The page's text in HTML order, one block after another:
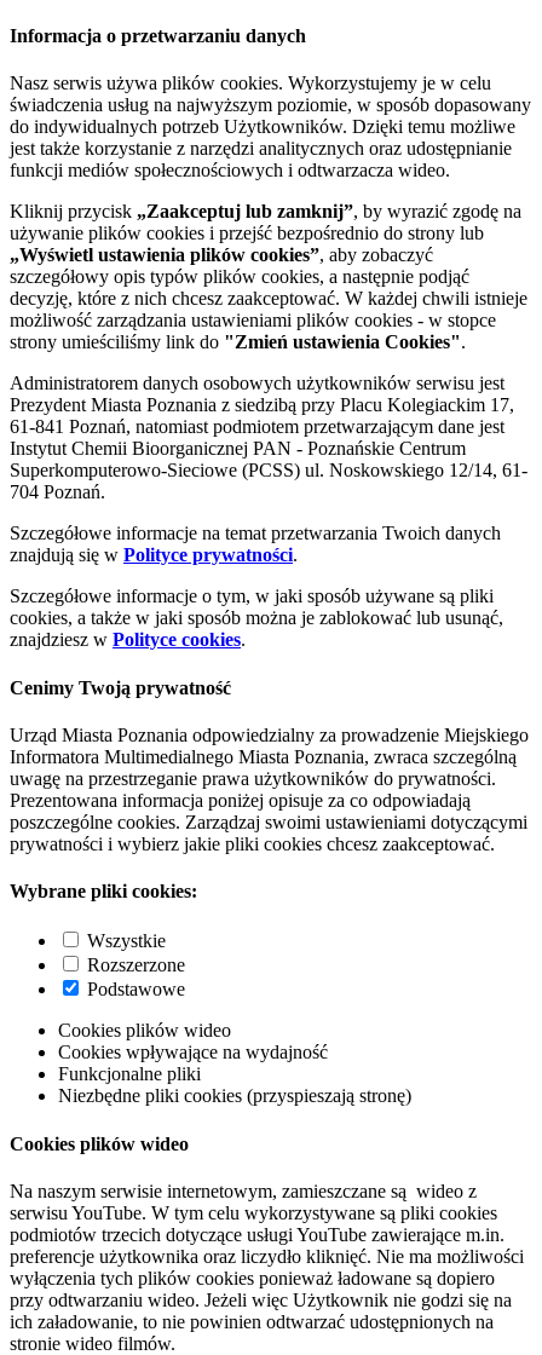
Informacja o przetwarzaniu danych
Nasz serwis używa plików cookies. Wykorzystujemy je w celu
świadczenia usług na najwyższym poziomie, w sposób dopasowany
do indywidualnych potrzeb Użytkowników. Dzięki temu możliwe
jest także korzystanie z narzędzi analitycznych oraz udostępnianie
funkcji mediów społecznościowych i odtwarzacza wideo.
Kliknij przycisk „Zaakceptuj lub zamknij”, by wyrazić zgodę na
używanie plików cookies i przejść bezpośrednio do strony lub
„Wyświetl ustawienia plików cookies”, aby zobaczyć
szczegółowy opis typów plików cookies, a następnie podjąć
decyzję, które z nich chcesz zaakceptować. W każdej chwili istnieje
możliwość zarządzania ustawieniami plików cookies - w stopce
strony umieściliśmy link do "Zmień ustawienia Cookies".
Administratorem danych osobowych użytkowników serwisu jest
Prezydent Miasta Poznania z siedzibą przy Placu Kolegiackim 17,
61-841 Poznań, natomiast podmiotem przetwarzającym dane jest
Instytut Chemii Bioorganicznej PAN - Poznańskie Centrum
Superkomputerowo-Sieciowe (PCSS) ul. Noskowskiego 12/14, 61-
704 Poznań.
Szczegółowe informacje na temat przetwarzania Twoich danych
znajdują się w Polityce prywatności.
Szczegółowe informacje o tym, w jaki sposób używane są pliki
cookies, a także w jaki sposób można je zablokować lub usunąć,
znajdziesz w Polityce cookies.
Cenimy Twoją prywatność
Urząd Miasta Poznania odpowiedzialny za prowadzenie Miejskiego
Informatora Multimedialnego Miasta Poznania, zwraca szczególną
uwagę na przestrzeganie prawa użytkowników do prywatności.
Prezentowana informacja poniżej opisuje za co odpowiadają
poszczególne cookies. Zarządzaj swoimi ustawieniami dotyczącymi
prywatności i wybierz jakie pliki cookies chcesz zaakceptować.
Wybrane pliki cookies:
Wszystkie
Rozszerzone
Podstawowe
Cookies plików wideo
Cookies wpływające na wydajność
Funkcjonalne pliki
Niezbędne pliki cookies (przyspieszają stronę)
Cookies plików wideo
Na naszym serwisie internetowym, zamieszczane są wideo z
serwisu YouTube. W tym celu wykorzystywane są pliki cookies
podmiotów trzecich dotyczące usługi YouTube zawierające m.in.
preferencje użytkownika oraz liczydło kliknięć. Nie ma możliwości
wyłączenia tych plików cookies ponieważ ładowane są dopiero
przy odtwarzaniu wideo. Jeżeli więc Użytkownik nie godzi się na
ich załadowanie, to nie powinien odtwarzać udostępnionych na
stronie wideo filmów.